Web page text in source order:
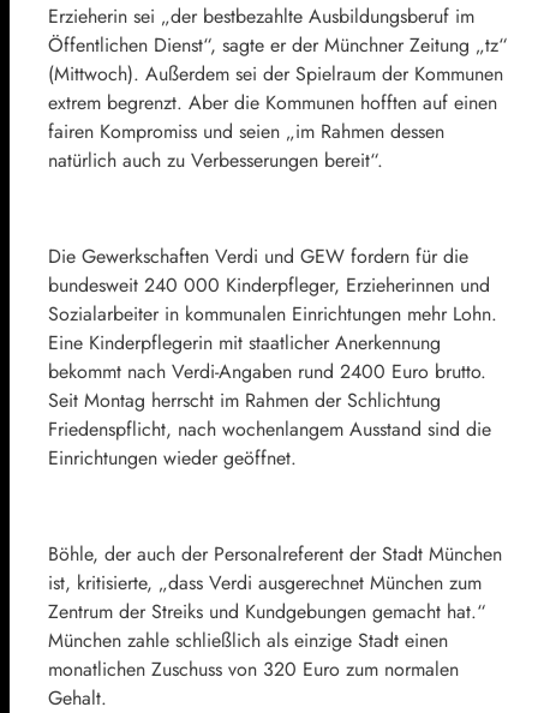
Erzieherin sei „der bestbezahlte Ausbildungsberuf im
Öffentlichen Dienst“, sagte er der Münchner Zeitung „tz“
(Mittwoch). Außerdem sei der Spielraum der Kommunen
extrem begrenzt. Aber die Kommunen hofften auf einen
fairen Kompromiss und seien „im Rahmen dessen
natürlich auch zu Verbesserungen bereit“.
Die Gewerkschaften Verdi und GEW fordern für die
bundesweit 240 000 Kinderpfleger, Erzieherinnen und
Sozialarbeiter in kommunalen Einrichtungen mehr Lohn.
Eine Kinderpflegerin mit staatlicher Anerkennung
bekommt nach Verdi-Angaben rund 2400 Euro brutto.
Seit Montag herrscht im Rahmen der Schlichtung
Friedenspflicht, nach wochenlangem Ausstand sind die
Einrichtungen wieder geöffnet.
Böhle, der auch der Personalreferent der Stadt München
ist, kritisierte, „dass Verdi ausgerechnet München zum
Zentrum der Streiks und Kundgebungen gemacht hat.“
München zahle schließlich als einzige Stadt einen
monatlichen Zuschuss von 320 Euro zum normalen
Gehalt.